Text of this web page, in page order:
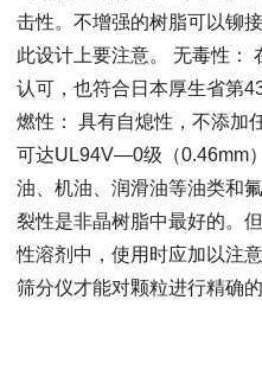
击性。不增强的树脂可以铆
此设计上要注意。 无毒性：
认可，也符合日本厚生省第
燃性： 具有自熄性，不添加
可达UL94V—0级（0.46mm
油、机油、润滑油等油类和
裂性是非晶树脂中最好的。
性溶剂中，使用时应加以注
筛分仪才能对颗粒进行精确的